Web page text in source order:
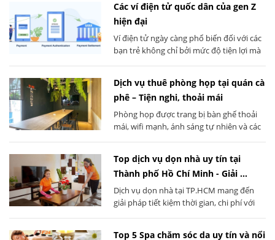
Hà Đông là một phần không thể thiếu
trong cuộc sống đô thị sôi động của Hà
Nội.
Các ví điện tử quốc dân của gen Z
hiện đại
Ví điện tử ngày càng phổ biến đối với các
bạn trẻ không chỉ bởi mức độ tiện lợi mà
3 cái tên đang nắm giữ phần lớn thị
trường ví điện tử quốc dân của gen Z hiện
nay nhé.
Dịch vụ thuê phòng họp tại quán cà
phê – Tiện nghi, thoải mái
Phòng họp được trang bị bàn ghế thoải
mái, wifi mạnh, ánh sáng tự nhiên và các
setup phòng, chuẩn bị nước uống và đảm
bảo mọi thứ sẵn sàng trước khi buổi họp
bắt đầu. Không gian yên tĩnh, riêng tư
giúp nhóm tập trung tối đa vào nội dung
Top dịch vụ dọn nhà uy tín tại
Thành phố Hồ Chí Minh - Giải ...
Dịch vụ dọn nhà tại TP.HCM mang đến
giải pháp tiết kiệm thời gian, chi phí với
Top 5 Spa chăm sóc da uy tín và nổi